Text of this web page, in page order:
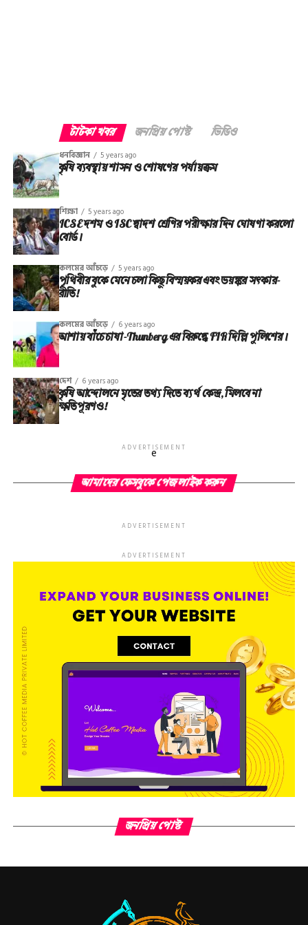
টাটকা খবর জনপ্রিয় পোস্ট ভিডিও
ধনবিজ্ঞান 5 years ago
কৃষি ব্যবস্থায় শাসন ও শোষণের পর্যায়ক্রম
শিক্ষা 5 years ago
ICSE দশম ও ISC দ্বাদশ শ্রেণির পরীক্ষার দিন ঘোষণা করলো
বোর্ড।
কলমের আঁচড়ে 5 years ago
পৃথিবীর বুকে মেনে চলা কিছু বিস্ময়কর এবং ভয়ঙ্কর সত্‍কার-
রীতি!
কলমের আঁচড়ে 6 years ago
আশায় বাঁচে চাষা-Thunberg এর বিরুদ্ধে FIR দিল্লি পুলিশের।
দেশ 6 years ago
কৃষি আন্দোলনে মৃতের তথ‌্য দিতে ব্যর্থ কেন্দ্র, মিলবে না
ক্ষতিপূরণও!
ADVERTISEMENT
e
আমাদের ফেসবুকে পেজ লাইক করুন
ADVERTISEMENT
ADVERTISEMENT
জনপ্রিয় পোস্ট